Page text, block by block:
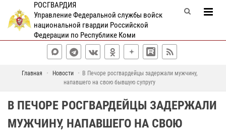
РОСГВАРДИЯ
Управление Федеральной службы войск
национальной гвардии Российской
Федерации по Республике Коми
Главная Новости
В Печоре росгвардейцы задержали мужчину,
напавшего на свою бывшую супругу
В ПЕЧОРЕ РОСГВАРДЕЙЦЫ ЗАДЕРЖАЛИ
МУЖЧИНУ, НАПАВШЕГО НА СВОЮ